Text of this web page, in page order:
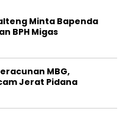
Minta Bapenda
BPH Migas
MBG,
Jerat Pidana